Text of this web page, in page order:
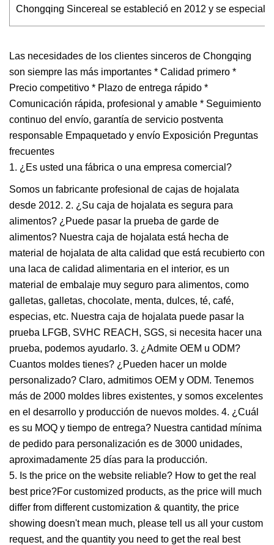
Chongqing Sincereal se estableció en 2012 y se
Las necesidades de los clientes sinceros de Chongqing
son siempre las más importantes * Calidad primero *
Precio competitivo * Plazo de entrega rápido *
Comunicación rápida, profesional y amable * Seguimiento
continuo del envío, garantía de servicio postventa
responsable Empaquetado y envío Exposición Preguntas
frecuentes
1. ¿Es usted una fábrica o una empresa comercial?
Somos un fabricante profesional de cajas de hojalata
desde 2012. 2. ¿Su caja de hojalata es segura para
alimentos? ¿Puede pasar la prueba de garde de
alimentos? Nuestra caja de hojalata está hecha de
material de hojalata de alta calidad que está recubierto con
una laca de calidad alimentaria en el interior, es un
material de embalaje muy seguro para alimentos, como
galletas, galletas, chocolate, menta, dulces, té, café,
especias, etc. Nuestra caja de hojalata puede pasar la
prueba LFGB, SVHC REACH, SGS, si necesita hacer una
prueba, podemos ayudarlo. 3. ¿Admite OEM u ODM?
Cuantos moldes tienes? ¿Pueden hacer un molde
personalizado? Claro, admitimos OEM y ODM. Tenemos
más de 2000 moldes libres existentes, y somos excelentes
en el desarrollo y producción de nuevos moldes. 4. ¿Cuál
es su MOQ y tiempo de entrega? Nuestra cantidad mínima
de pedido para personalización es de 3000 unidades,
aproximadamente 25 días para la producción.
5. Is the price on the website reliable? How to get the real
best price?For customized products, as the price will much
differ from different customization & quantity, the price
showing doesn't mean much, please tell us all your custom
request, and the quantity you need to get the real best